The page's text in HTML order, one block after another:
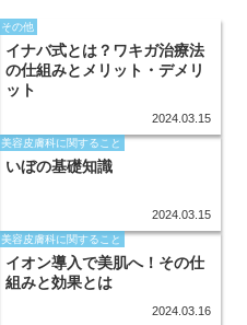
その他
イナバ式とは？ワキガ治療法
の仕組みとメリット・デメリ
ット
2024.03.15
美容皮膚科に関すること
いぼの基礎知識
2024.03.15
美容皮膚科に関すること
イオン導入で美肌へ！その仕
組みと効果とは
2024.03.16